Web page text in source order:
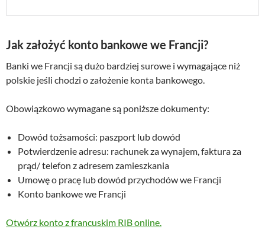
Jak założyć konto bankowe we Francji?
Banki we Francji są dużo bardziej surowe i wymagające niż
polskie jeśli chodzi o założenie konta bankowego.
Obowiązkowo wymagane są poniższe dokumenty:
Dowód tożsamości: paszport lub dowód
Potwierdzenie adresu: rachunek za wynajem, faktura za
prąd/ telefon z adresem zamieszkania
Umowę o pracę lub dowód przychodów we Francji
Konto bankowe we Francji
Otwórz konto z francuskim RIB online.